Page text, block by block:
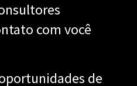
com você
de